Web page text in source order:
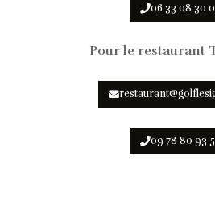
06 33 08 30
Pour le restaurant
09 78 80 93